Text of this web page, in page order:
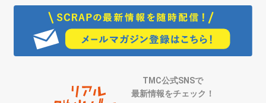
TMC公式SNSで
最新情報をチェック！